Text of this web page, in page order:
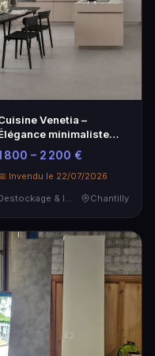
Venetia –
minimaliste
îlot central
800 – 2 200 €
Invendu le 22/07/2026
Destockage & Invendus
Chantilly